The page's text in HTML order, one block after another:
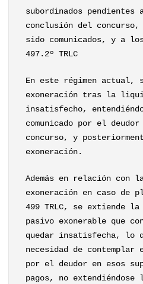
subordinados pendientes
conclusión del concurso,
sido comunicados, y a
497.2º TRLC
En este régimen actual,
exoneración tras la
insatisfecho,
comunicado por el
concurso, y
exoneración.
Además en relación con
exoneración en caso de
499 TRLC, se extiende
pasivo exonerable que
quedar insatisfecha, lo
necesidad de contemplar
por el deudor en esos
pagos, no